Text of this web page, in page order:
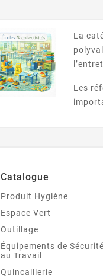
La
Les
Catalogue
Produit Hygiène
Espace Vert
Outillage
Équipements de Sécurité
au Travail
Quincaillerie